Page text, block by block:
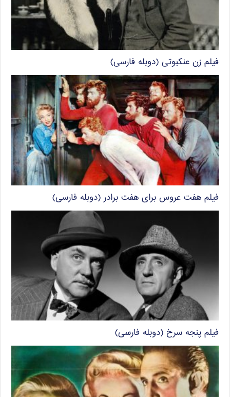
فیلم زن عنکبوتی (دوبله فارسی)
فیلم هفت عروس برای هفت برادر (دوبله فارسی)
فیلم پنجه سرخ (دوبله فارسی)